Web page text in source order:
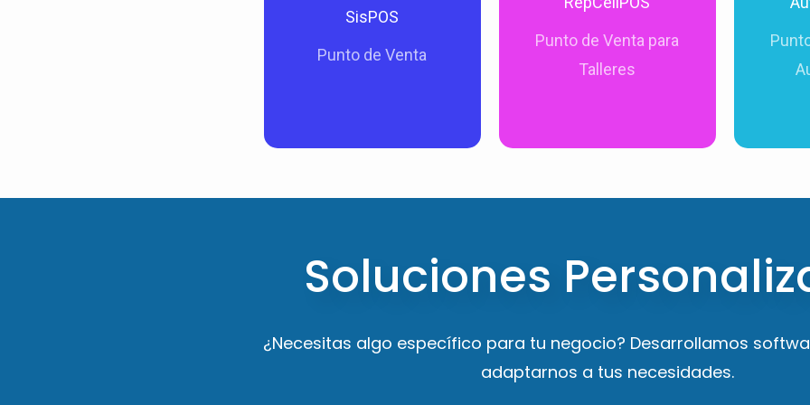
SisPOS
Punto de Venta
papeleria, minimarket, o
venta sencillo de usar?
Punto de Venta para
Talleres
Dedicado a los talleres de
venta y reparación de
dispositivos móviles. Permite
y
Soluciones
¿Necesitas algo específico para tu negocio? Desarrollamos
adaptarnos a tus necesidades.